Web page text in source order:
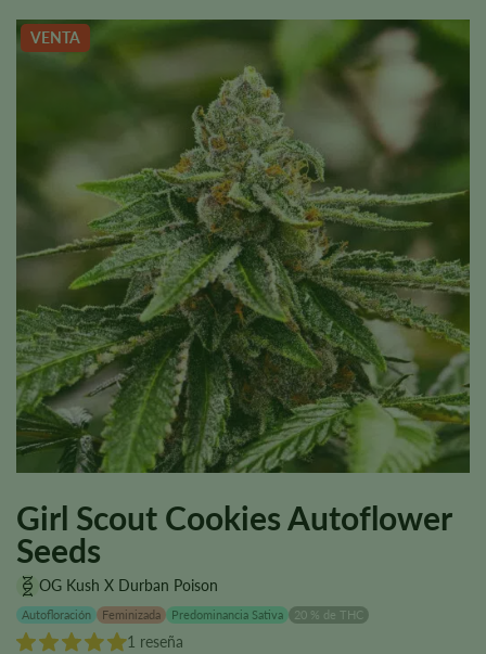
VENTA
Girl Scout Cookies Autoflower
Seeds
OG Kush X Durban Poison
Autofloración Feminizada Predominancia Sativa 20 % de THC
1 reseña